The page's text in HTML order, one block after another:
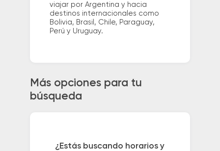
viajar por Argentina y hacia
destinos internacionales como
Bolivia, Brasil, Chile, Paraguay,
Perú y Uruguay.
Más opciones para tu
búsqueda
¿Estás buscando horarios y